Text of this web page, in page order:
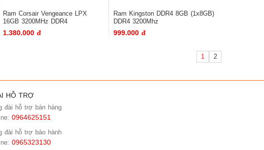
Ram Corsair Vengeance LPX
16GB 3200MHz DDR4
1.380.000 đ
Ram Kingston DDR4 8GB (1x8GB)
DDR4 3200Mhz
999.000 đ
1 2
HỖ TRỢ
đài hỗ trợ bán hàng
0964625151
đài hỗ trợ bảo hành
0965323130